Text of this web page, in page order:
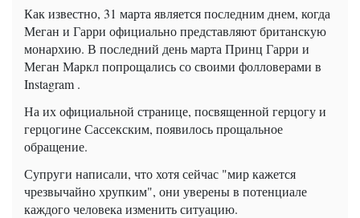
Как известно, 31 марта является последним днем, когда
Меган и Гарри официально представляют британскую
монархию. В последний день марта Принц Гарри и
Меган Маркл попрощались со своими фолловерами в
Instagram .
На их официальной странице, посвященной герцогу и
герцогине Сассекским, появилось прощальное
обращение.
Супруги написали, что хотя сейчас "мир кажется
чрезвычайно хрупким", они уверены в потенциале
каждого человека изменить ситуацию.